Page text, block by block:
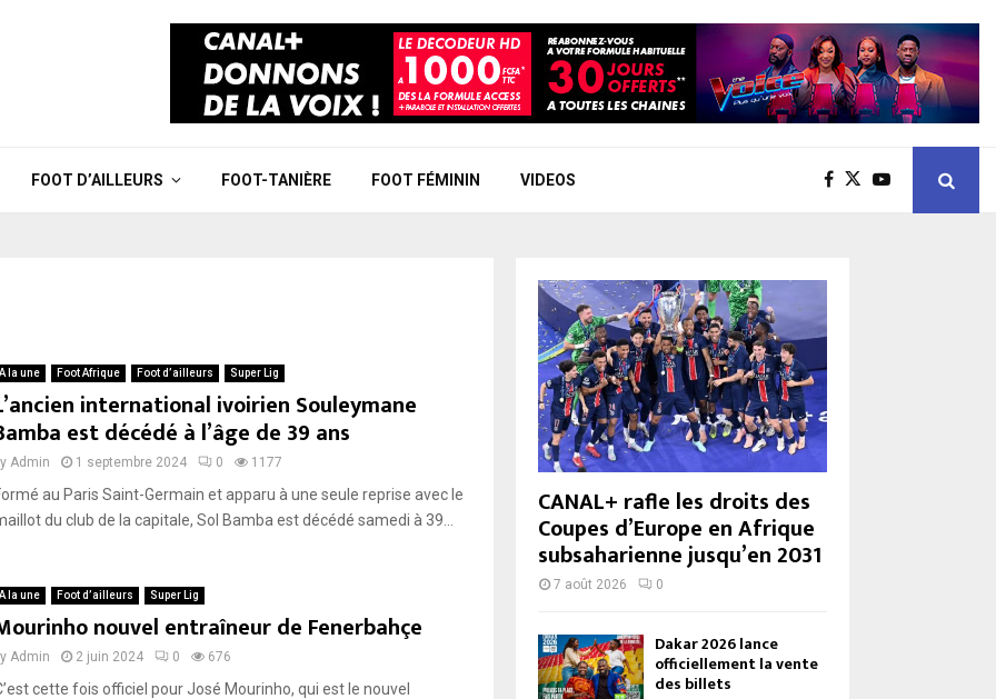
FOOT D’AILLEURS FOOT-TANIÈRE FOOT FÉMININ VIDEOS
A la une Foot Afrique Foot d’ailleurs Super Lig
international ivoirien Souleymane
est décédé à l’âge de 39 ans
Admin 1 septembre 2024 0 1177
au Paris Saint-Germain et apparu à une seule reprise avec le
du club de la capitale, Sol Bamba est décédé samedi à 39...
A la une Foot d’ailleurs Super Lig
nouvel entraîneur de Fenerbahçe
Admin 2 juin 2024 0 676
cette fois officiel pour José Mourinho, qui est le nouvel
CANAL+ rafle les droits des
Coupes d’Europe en Afrique
subsaharienne jusqu’en 2031
7 août 2026 0
Dakar 2026 lance
officiellement la vente
des billets